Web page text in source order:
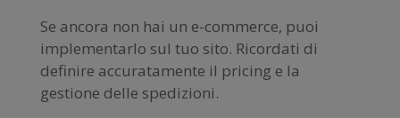
Se ancora non hai un e-commerce, puoi
implementarlo sul tuo sito. Ricordati di
definire accuratamente il pricing e la
gestione delle spedizioni.